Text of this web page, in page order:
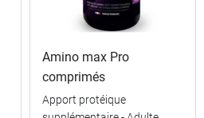
Amino max Pro
comprimés
Apport protéique